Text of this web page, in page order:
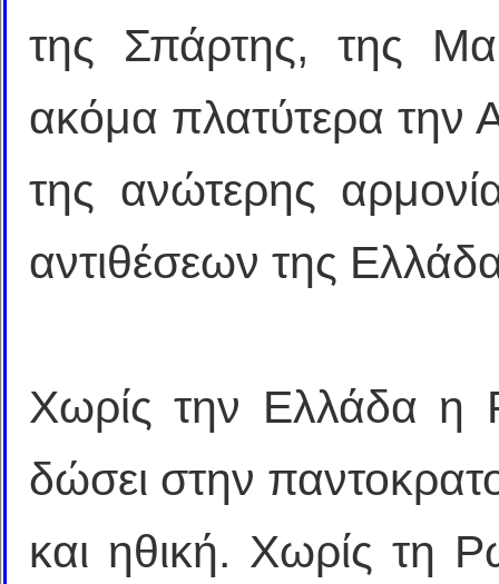
της Σπάρτης, της
ακόμα πλατύτερα την
της ανώτερης
αντιθέσεων της
Χωρίς την Ελλάδα
δώσει στην
και ηθική. Χωρίς τη